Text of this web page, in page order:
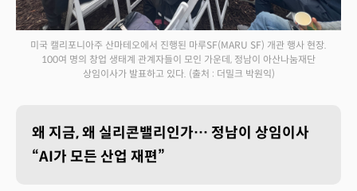
미국 캘리포니아주 산마테오에서 진행된 마루SF(MARU SF) 개관 행사 현장.
100여 명의 창업 생태계 관계자들이 모인 가운데, 정남이 아산나눔재단
상임이사가 발표하고 있다. (출처 : 더밀크 박원익)
왜 지금, 왜 실리콘밸리인가… 정남이 상임이사
“AI가 모든 산업 재편”